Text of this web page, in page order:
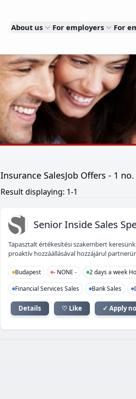
About us For employers For
Insurance SalesJob Offers - 1
Result displaying: 1-1
SI Senior Inside Sales
Tapasztalt értékesítési szakembert
proaktív hozzáállásával hozzájárul
Budapest - NONE - 2 days a week
Financial Services Sales
Bank Sales
Details ♡ Like ✓ Apply